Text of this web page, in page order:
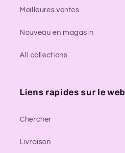
Meilleures ventes
Nouveau en magasin
All collections
Liens rapides sur le web
Chercher
Livraison